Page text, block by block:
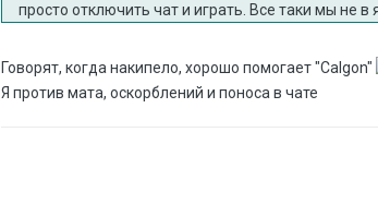
просто отключить чат и играть. Все таки мы не
Говорят, когда накипело, хорошо помогает "Calgon"
Я против мата, оскорблений и поноса в чате